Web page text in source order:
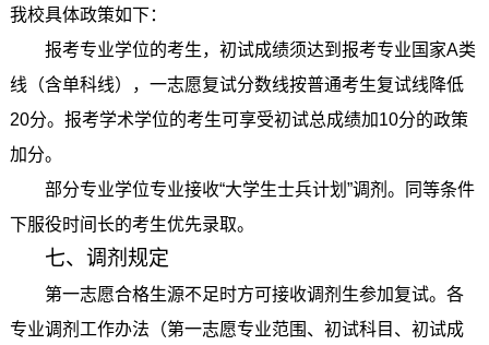
我校具体政策如下：
报考专业学位的考生，初试成绩须达到报考专业国家A类
线（含单科线），一志愿复试分数线按普通考生复试线降低
20分。报考学术学位的考生可享受初试总成绩加10分的政策
加分。
部分专业学位专业接收“大学生士兵计划”调剂。同等条件
下服役时间长的考生优先录取。
七、调剂规定
第一志愿合格生源不足时方可接收调剂生参加复试。各
专业调剂工作办法（第一志愿专业范围、初试科目、初试成